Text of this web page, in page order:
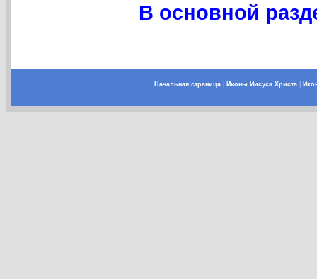
В основной
Начальная страница| Иконы Иисуса Христа|